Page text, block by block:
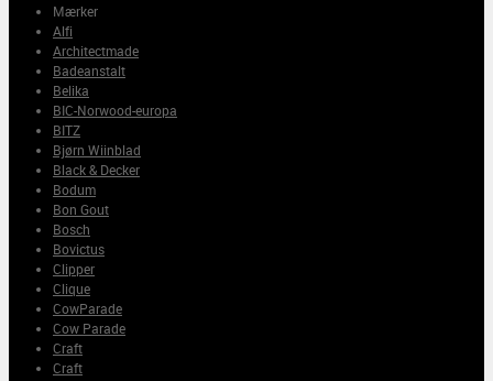
Mærker
Alfi
Architectmade
Badeanstalt
Belika
BIC-Norwood-europa
BITZ
Bjørn Wiinblad
Black & Decker
Bodum
Bon Gout
Bosch
Bovictus
Clipper
Clique
CowParade
Cow Parade
Craft
Craft